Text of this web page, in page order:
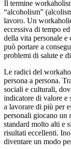
Il termine
“alcoholism”
lavoro. Un
eccessiva di tempo
della vita personale e
può portare a
problemi di salute e
Le radici del
persona a persona.
sociali e culturali,
indicatore di valore e
a lavorare di più per
personali giocano un
standard molto alti e
risultati eccellenti.
diventare un modo